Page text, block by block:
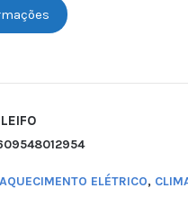
AQUECIMENTO ELÉTRICO,